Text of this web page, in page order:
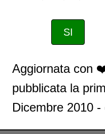
SI
Aggiornata con
pubblicata la
Dicembre 2010 -